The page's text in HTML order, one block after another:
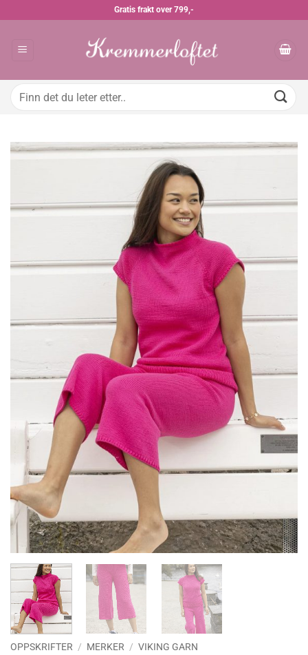
Gratis frakt over 799,-
Søk
OPPSKRIFTER / MERKER / VIKING GARN